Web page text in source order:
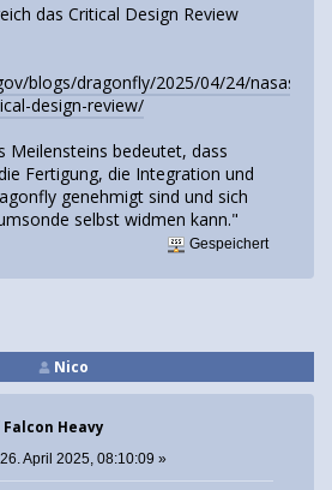
das Critical Design Review
blogs/dragonfly/2025/04/24/nasas-
design-review/
Meilensteins bedeutet, dass
Fertigung, die Integration und
genehmigt sind und sich
selbst widmen kann."
Gespeichert
Nico
Heavy
26. April 2025, 08:10:09 »